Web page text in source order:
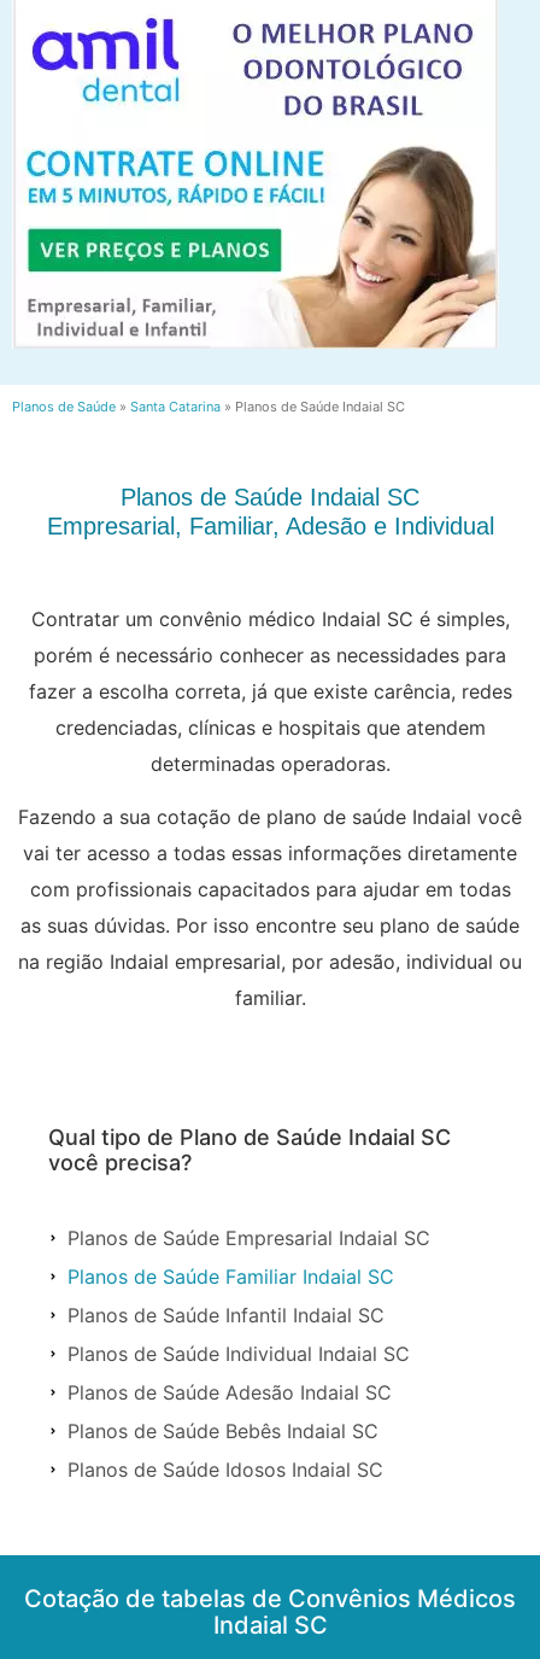
Planos de Saúde » Santa Catarina » Planos de Saúde Indaial SC
Planos de Saúde Indaial SC
Empresarial, Familiar, Adesão e Individual
Contratar um convênio médico Indaial SC é simples,
porém é necessário conhecer as necessidades para
fazer a escolha correta, já que existe carência, redes
credenciadas, clínicas e hospitais que atendem
determinadas operadoras.
Fazendo a sua cotação de plano de saúde Indaial você
vai ter acesso a todas essas informações diretamente
com profissionais capacitados para ajudar em todas
as suas dúvidas. Por isso encontre seu plano de saúde
na região Indaial empresarial, por adesão, individual ou
familiar.
Qual tipo de Plano de Saúde Indaial SC
você precisa?
Planos de Saúde Empresarial Indaial SC
Planos de Saúde Familiar Indaial SC
Planos de Saúde Infantil Indaial SC
Planos de Saúde Individual Indaial SC
Planos de Saúde Adesão Indaial SC
Planos de Saúde Bebês Indaial SC
Planos de Saúde Idosos Indaial SC
Cotação de tabelas de Convênios Médicos
Indaial SC